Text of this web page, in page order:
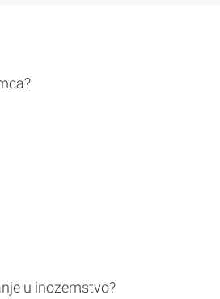
u inozemstvo?